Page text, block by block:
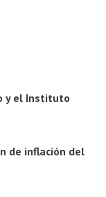
y el Instituto
de inflación del